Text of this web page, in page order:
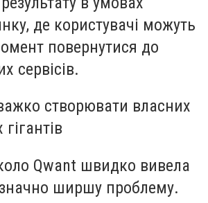
де користувачі можуть
повернутися до
сервісів.
створювати власних
Qwant швидко вивела
ширшу проблему.